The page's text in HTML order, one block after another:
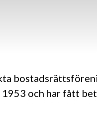
1953 och har fått